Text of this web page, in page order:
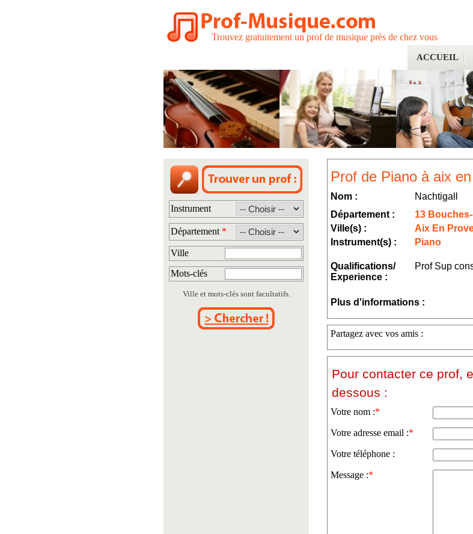
Trouvez gratuitement un prof de musique près de chez vous
ACCUEIL
Instrument
Département *
Ville
Mots-clés
Ville et mots-clés sont facultatifs.
Prof de Piano à aix
Nom :
Nachtigall
Département :
13
Ville(s) :
Aix En
Instrument(s) :
Piano
Qualifications/
Experience :
Prof Sup
Plus d'informations :
Partagez avec vos amis :
Pour contacter ce prof,
dessous :
Votre nom :*
Votre adresse email :*
Votre téléphone :
Message :*